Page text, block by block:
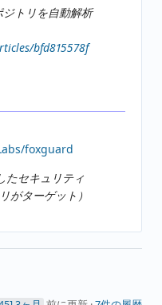
ジトリを自動解析
bfd815578f
foxguard
たセキュリティ
がターゲット）